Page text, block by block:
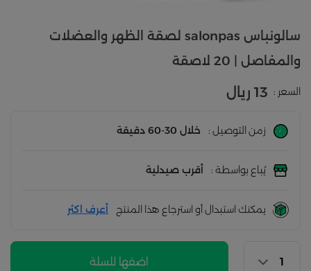
سالونباس salonpas لصقة الظهر والعضلات
والمفاصل | 20 لاصقة
السعر : 13 ريال
زمن التوصيل : خلال 30-60 دقيقة
يُباع بواسطة : أقرب صيدلية
يمكنك استبدال أو استرجاع هذا المنتج أعرف اكثر
اضفها للسلة